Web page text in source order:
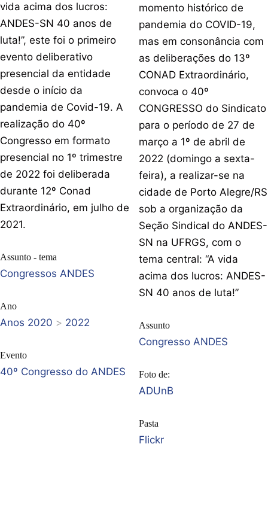
vida acima dos lucros:
ANDES-SN 40 anos de
luta!”, este foi o primeiro
evento deliberativo
presencial da entidade
desde o início da
pandemia de Covid-19. A
realização do 40º
Congresso em formato
presencial no 1º trimestre
de 2022 foi deliberada
durante 12º Conad
Extraordinário, em julho de
2021.
Assunto - tema
Congressos ANDES
Ano
Anos 2020 > 2022
Evento
40º Congresso do ANDES
momento histórico de
pandemia do COVID-19,
mas em consonância com
as deliberações do 13º
CONAD Extraordinário,
convoca o 40º
CONGRESSO do Sindicato
para o período de 27 de
março a 1º de abril de
2022 (domingo a sexta-
feira), a realizar-se na
cidade de Porto Alegre/RS
sob a organização da
Seção Sindical do ANDES-
SN na UFRGS, com o
tema central: “A vida
acima dos lucros: ANDES-
SN 40 anos de luta!”
Assunto
Congresso ANDES
Foto de:
ADUnB
Pasta
Flickr